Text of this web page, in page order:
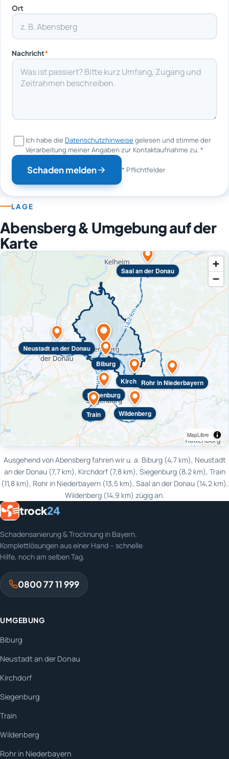
Ort
Nachricht*
Ich habe die Datenschutzhinweise gelesen und stimme der
Verarbeitung meiner Angaben zur Kontaktaufnahme zu.*
Schaden melden * Pflichtfelder
LAGE
Abensberg & Umgebung auf der
Karte
Biburg
Neustadt an der Donau
Kirchdorf
Siegenburg
Train Wildenberg
Rohr in Niederbayern
Saal an der Donau
MapLibre
Ausgehend von Abensberg fahren wir u. a. Biburg (4,7 km), Neustadt
an der Donau (7,7 km), Kirchdorf (7,8 km), Siegenburg (8,2 km), Train
(11,8 km), Rohr in Niederbayern (13,5 km), Saal an der Donau (14,2 km),
Wildenberg (14,9 km) zügig an.
trock24
Schadensanierung & Trocknung in Bayern.
Komplettlösungen aus einer Hand – schnelle
Hilfe, noch am selben Tag.
0800 77 11 999
UMGEBUNG
Biburg
Neustadt an der Donau
Kirchdorf
Siegenburg
Train
Wildenberg
Rohr in Niederbayern